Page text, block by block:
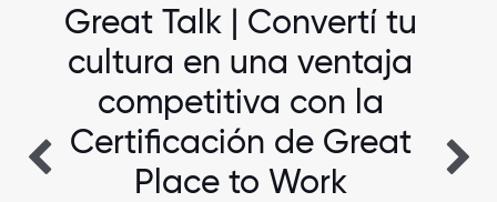
Great Talk | Convertí tu
cultura en una ventaja
competitiva con la
Certificación de Great
Place to Work